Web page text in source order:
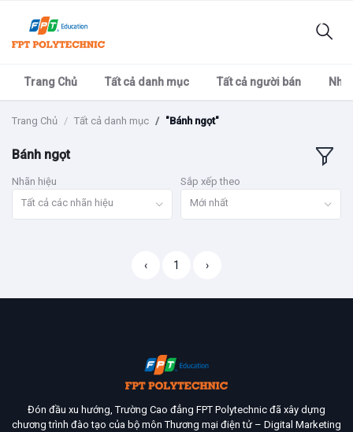
Trang Chủ Tất cả danh mục Tất cả người bán
Trang Chủ Tất cả danh mục "Bánh ngọt"
Bánh ngọt
Nhãn hiệu
Tất cả các nhãn hiệu
Sắp xếp theo
Mới nhất
‹ 1 ›
Đón đầu xu hướng, Trường Cao đẳng FPT Polytechnic đã xây dựng
chương trình đào tạo của bộ môn Thương mại điện tử – Digital Marketing